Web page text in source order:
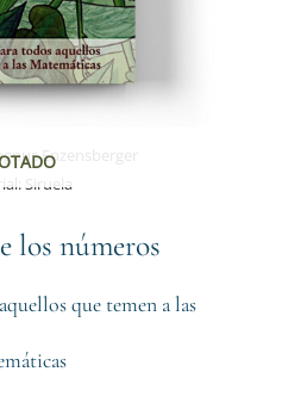
Enzensberger
Siruela
los números
que temen a las